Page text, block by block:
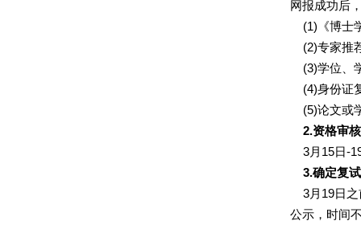
网报成功后
(1) 《博
(2)专家推
(3)学位、
(4)身份证
(5)论文或
2.资格审核
3月 15日-
3.确定复
3月 19日
公示，时间